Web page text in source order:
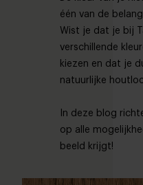
één van de
Wist je dat je bij
verschillende
kiezen en dat je
natuurlijke
In deze blog
op alle
beeld krijgt!